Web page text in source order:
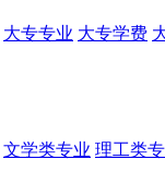
大专专业 大专学费
文学类专业 理工类